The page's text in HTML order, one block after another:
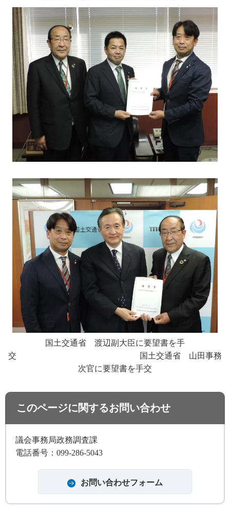
国土交通省 渡辺副大臣に要望書を手
交
国 土交通省 山田事務
次官に要望書を手交
このページに関するお問い合わせ
議会事務局政務調査課
電話番号：099-286-5043